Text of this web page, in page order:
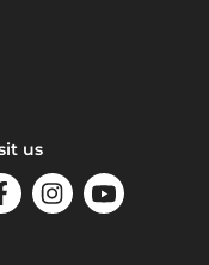
us